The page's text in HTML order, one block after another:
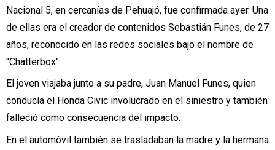
Nacional 5, en cercanías de Pehuajó, fue confirmada ayer. Una
de ellas era el creador de contenidos Sebastián Funes, de 27
años, reconocido en las redes sociales bajo el nombre de
"Chatterbox".
El joven viajaba junto a su padre, Juan Manuel Funes, quien
conducía el Honda Civic involucrado en el siniestro y también
falleció como consecuencia del impacto.
En el automóvil también se trasladaban la madre y la hermana